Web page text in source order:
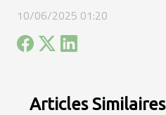
10/06/2025 01:20
Articles Similaires